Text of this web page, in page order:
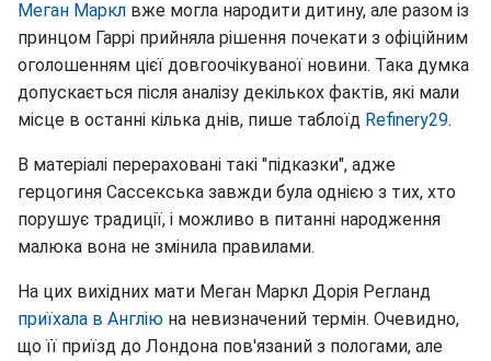
Меган Маркл вже могла народити дитину, але разом із
принцом Гаррі прийняла рішення почекати з офіційним
оголошенням цієї довгоочікуваної новини. Така думка
допускається після аналізу декількох фактів, які мали
місце в останні кілька днів, пише таблоїд Refinery29.
В матеріалі перераховані такі "підказки", адже
герцогиня Сассекська завжди була однією з тих, хто
порушує традиції, і можливо в питанні народження
малюка вона не змінила правилами.
На цих вихідних мати Меган Маркл Дорія Регланд
приїхала в Англію на невизначений термін. Очевидно,
що її приїзд до Лондона пов'язаний з пологами, але